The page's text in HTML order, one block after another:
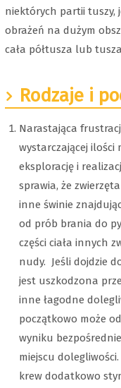
niektórych partii tuszy,
obrażeń na dużym
cała półtusza lub
Rodzaje i
Narastająca
wystarczającej ilości
eksplorację i
sprawia, że
inne świnie
od prób brania do
części ciała innych
nudy. Jeśli dojdzie
jest uszkodzona
inne łagodne
początkowo może
wyniku
miejscu
krew dodatkowo